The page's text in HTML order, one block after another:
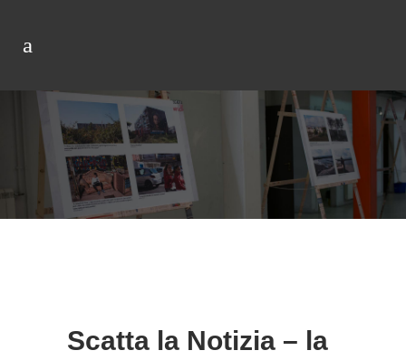
Scatta la Notizia – la